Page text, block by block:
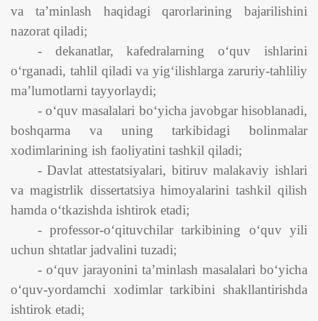
va ta’minlash haqidagi qarorlarining bajarilishini
nazorat qiladi;
- dekanatlar, kafedralarning o‘quv ishlarini
o‘rganadi, tahlil qiladi va yig‘ilishlarga zaruriy-tahliliy
ma’lumotlarni tayyorlaydi;
- o‘quv masalalari bo‘yicha javobgar hisoblanadi,
boshqarma va uning tarkibidagi bolinmalar
xodimlarining ish faoliyatini tashkil qiladi;
- Davlat attestatsiyalari, bitiruv malakaviy ishlari
va magistrlik dissertatsiya himoyalarini tashkil qilish
hamda o‘tkazishda ishtirok etadi;
- professor-o‘qituvchilar tarkibining o‘quv yili
uchun shtatlar jadvalini tuzadi;
- o‘quv jarayonini ta’minlash masalalari bo‘yicha
o‘quv-yordamchi xodimlar tarkibini shakllantirishda
ishtirok etadi;